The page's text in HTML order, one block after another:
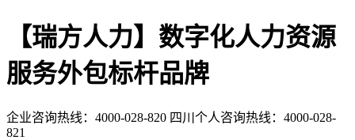
【瑞方人力】数字化人力资源
服务外包标杆品牌
企业咨询热线：4000-028-820 四川个人咨询热线：4000-028-
821